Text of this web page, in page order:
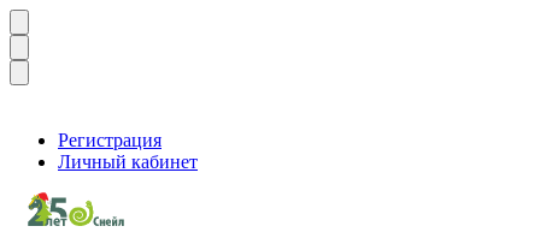
Регистрация
Личный кабинет